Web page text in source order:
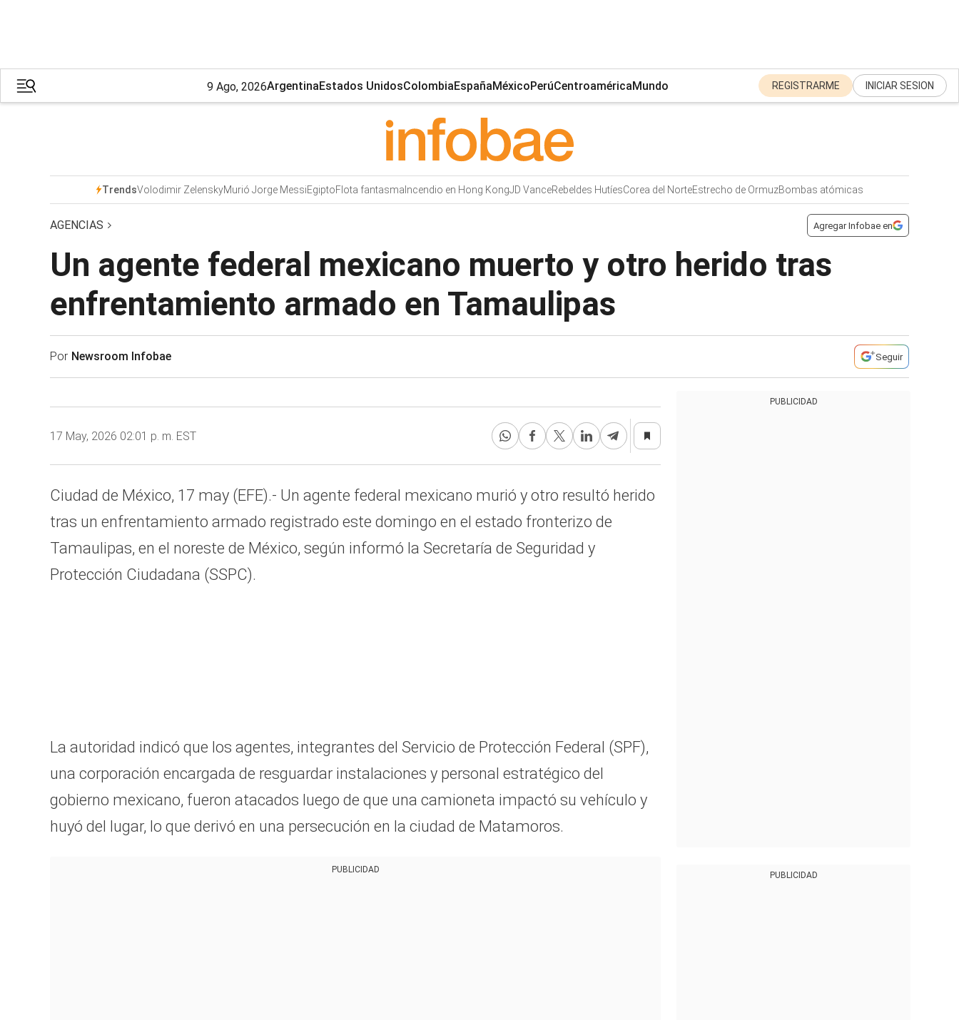
9 Ago, 2026ArgentinaEstados UnidosColombiaEspañaMéxicoPerúCentroaméricaMundo REGISTRARME INICIAR SESION
TrendsVolodimir ZelenskyMurió Jorge MessiEgiptoFlota fantasmaIncendio en Hong KongJD VanceRebeldes HutíesCorea del NorteEstrecho de OrmuzBombas atómicas
AGENCIAS Agregar Infobae en
Un agente federal mexicano muerto y otro herido tras
enfrentamiento armado en Tamaulipas
Por Newsroom Infobae Seguir
17 May, 2026 02:01 p. m. EST
Ciudad de México, 17 may (EFE).- Un agente federal mexicano murió y otro resultó herido
tras un enfrentamiento armado registrado este domingo en el estado fronterizo de
Tamaulipas, en el noreste de México, según informó la Secretaría de Seguridad y
Protección Ciudadana (SSPC).
La autoridad indicó que los agentes, integrantes del Servicio de Protección Federal (SPF),
una corporación encargada de resguardar instalaciones y personal estratégico del
gobierno mexicano, fueron atacados luego de que una camioneta impactó su vehículo y
huyó del lugar, lo que derivó en una persecución en la ciudad de Matamoros.
PUBLICIDAD
PUBLICIDAD
PUBLICIDAD